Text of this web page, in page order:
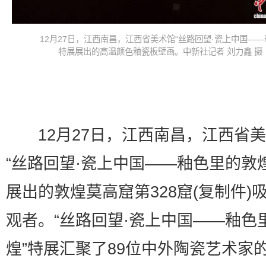
12月27日，江西南昌，江西省美术馆“丝路回望·瓷上中国——
特展展出的高温颜色釉瓷板壁画。中新社记者 刘力鑫 摄
12月27日，江西南昌，江西省
“丝路回望·瓷上中国——釉色里的敦
展出的敦煌莫高窟第328窟(复制件)
观者。“丝路回望·瓷上中国——釉色
煌”特展汇聚了89位中外陶瓷艺术家